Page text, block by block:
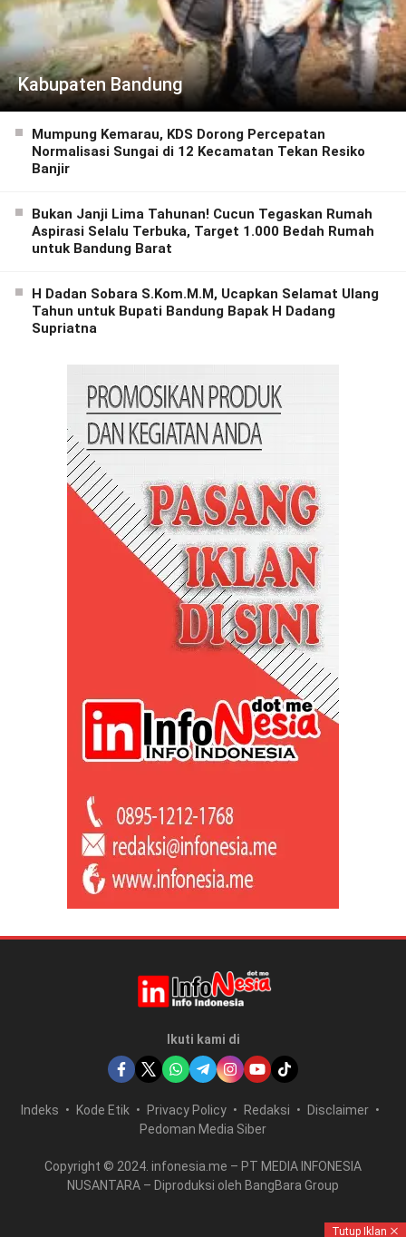
Kabupaten Bandung
Mumpung Kemarau, KDS Dorong Percepatan
Normalisasi Sungai di 12 Kecamatan Tekan Resiko
Banjir
Bukan Janji Lima Tahunan! Cucun Tegaskan Rumah
Aspirasi Selalu Terbuka, Target 1.000 Bedah Rumah
untuk Bandung Barat
H Dadan Sobara S.Kom.M.M, Ucapkan Selamat Ulang
Tahun untuk Bupati Bandung Bapak H Dadang
Supriatna
Ikuti kami di
Indeks Kode Etik Privacy Policy Redaksi
Disclaimer
Pedoman Media Siber
Copyright © 2024. infonesia.me – PT MEDIA INFONESIA
NUSANTARA – Diproduksi oleh BangBara Group
Tutup Iklan